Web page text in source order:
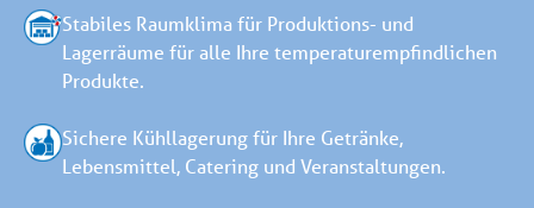
Stabiles Raumklima für Produktions- und
Lagerräume für alle Ihre temperaturempfindlichen
Produkte.
Sichere Kühllagerung für Ihre Getränke,
Lebensmittel, Catering und Veranstaltungen.